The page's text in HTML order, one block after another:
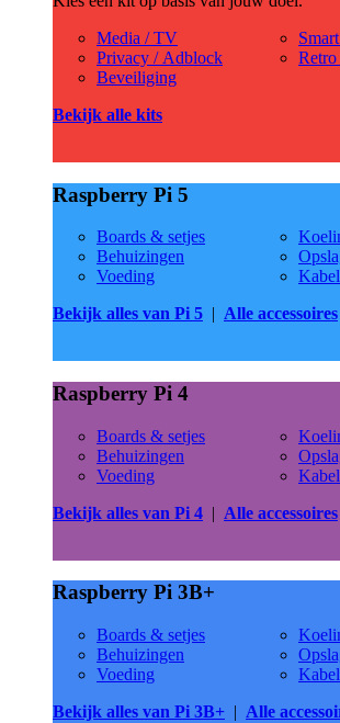
Media / TV
Privacy / Adblock
Beveiliging
Bekijk alle kits
Raspberry Pi 5
Boards & setjes
Behuizingen
Voeding
Bekijk alles van Pi 5 | Alle accessoires
Raspberry Pi 4
Boards & setjes
Behuizingen
Voeding
Bekijk alles van Pi 4 | Alle accessoires
Raspberry Pi 3B+
Boards & setjes
Behuizingen
Voeding
Bekijk alles van Pi 3B+ | Alle